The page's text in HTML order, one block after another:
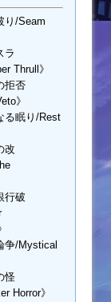
り/Seam
ラ
Thrull》
拒否
》
る眠り/Rest
改
行破
争/Mystical
怪
Horror》